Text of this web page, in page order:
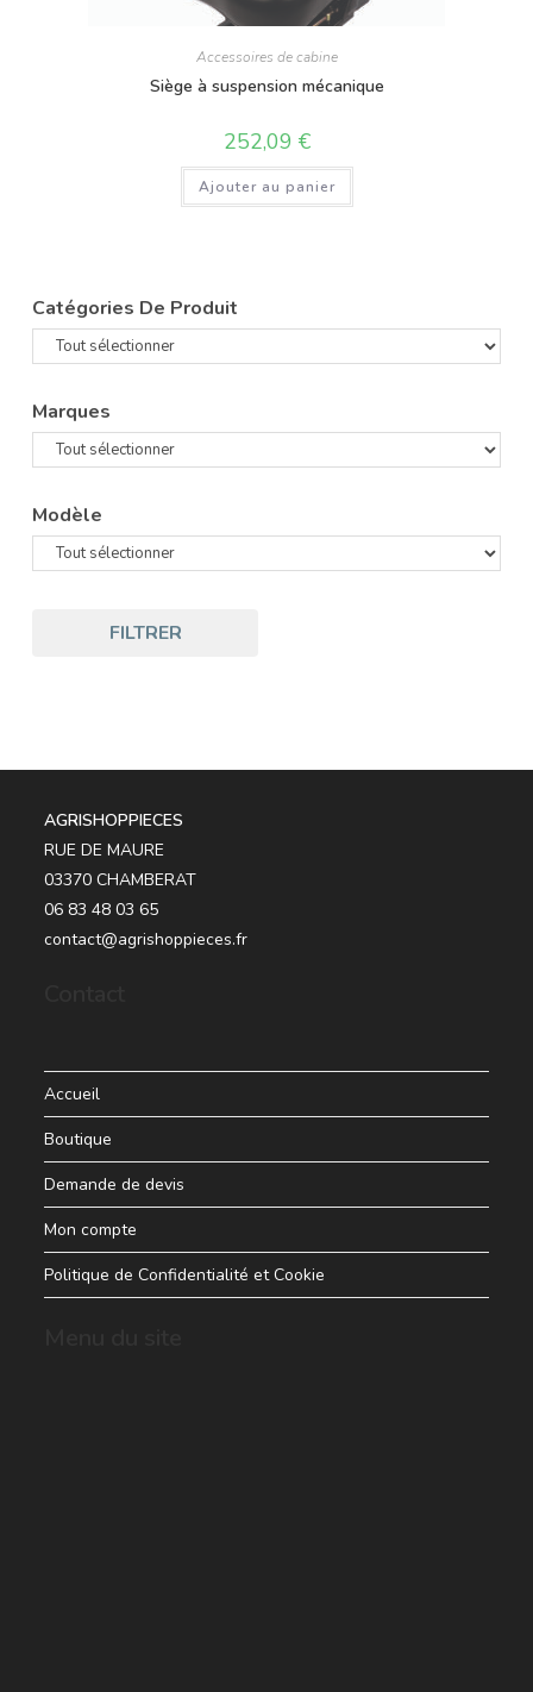
Accessoires de cabine
Siège à suspension mécanique
252,09 €
Ajouter au panier
Catégories De Produit
Marques
Modèle
FILTRER
AGRISHOPPIECES
RUE DE MAURE
03370 CHAMBERAT
06 83 48 03 65
contact@agrishoppieces.fr
Accueil
Boutique
Demande de devis
Mon compte
Politique de Confidentialité et Cookie